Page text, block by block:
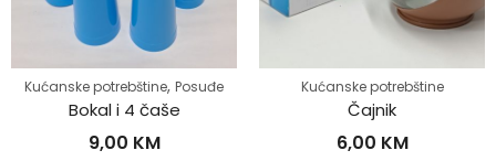
Kućanske potrebštine, Posuđe
Bokal i 4 čaše
9,00 KM
Kućanske potrebštine
Čajnik
6,00 KM